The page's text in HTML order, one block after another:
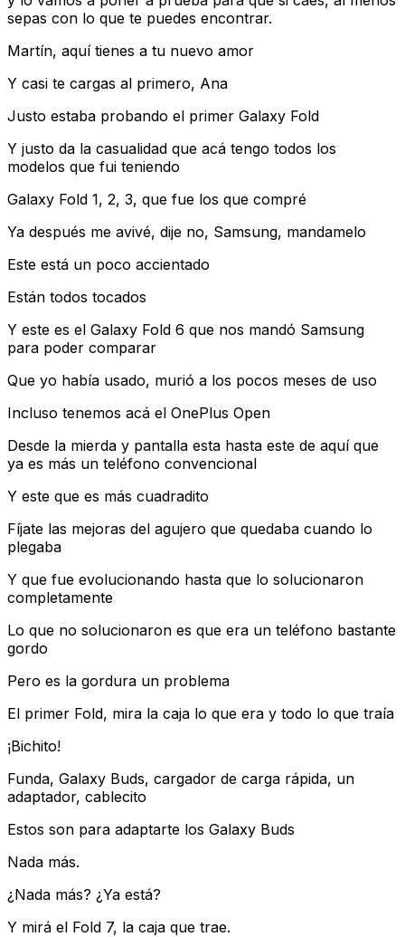
sepas con lo que te puedes encontrar.
Martín, aquí tienes a tu nuevo amor
Y casi te cargas al primero, Ana
Justo estaba probando el primer Galaxy Fold
Y justo da la casualidad que acá tengo todos los
modelos que fui teniendo
Galaxy Fold 1, 2, 3, que fue los que compré
Ya después me avivé, dije no, Samsung, mandamelo
Este está un poco accientado
Están todos tocados
Y este es el Galaxy Fold 6 que nos mandó Samsung
para poder comparar
Que yo había usado, murió a los pocos meses de uso
Incluso tenemos acá el OnePlus Open
Desde la mierda y pantalla esta hasta este de aquí que
ya es más un teléfono convencional
Y este que es más cuadradito
Fíjate las mejoras del agujero que quedaba cuando lo
plegaba
Y que fue evolucionando hasta que lo solucionaron
completamente
Lo que no solucionaron es que era un teléfono bastante
gordo
Pero es la gordura un problema
El primer Fold, mira la caja lo que era y todo lo que traía
¡Bichito!
Funda, Galaxy Buds, cargador de carga rápida, un
adaptador, cablecito
Estos son para adaptarte los Galaxy Buds
Nada más.
¿Nada más? ¿Ya está?
Y mirá el Fold 7, la caja que trae.